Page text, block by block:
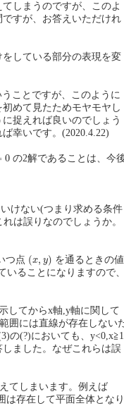
しまうのですが、このよ
すが、お答えいただけれ
している部分の表現を変
ことですが、このように
めて見たためモヤモヤし
捉えれば良いのでしょう
幸いです。(2020.4.22)
0 の2解であることは、今
けない(つまり求める条件
は誤りなのでしょうか。
つ点 (x, y)
(
を通るときの値
いることになりますので、
してからx軸,y軸に関して
囲には直線が存在しない
の(?)においても、y<0,x≧1
ました。なぜこれらは誤
てしまいます。例えば
存在して平面全体となり